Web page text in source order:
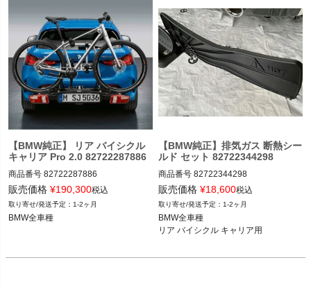
【BMW純正】 リア バイシクル
キャリア Pro 2.0 82722287886
商品番号 82722287886
82722287886
BMW全車種
販売価格 ¥190,300税込
1-2ヶ月
【BMW純正】排気ガス 断熱シー
ルド セット 82722344298
商品番号 82722344298
82722344298
BMW全車種
リア バイシクル キャリア Pro 2.0 (商
品番号 82722287886)用
販売価格 ¥18,600税込
1-2ヶ月
BMW全車種
リア バイシクル キャリア用